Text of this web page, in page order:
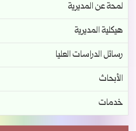
لمحة عن المديرية
هيكلية المديرية
رسائل الدراسات العليا
الأبحاث
خدمات